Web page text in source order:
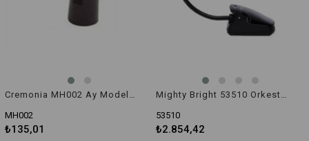
Cremonia MH002 Ay Model Mikrofon Tutucu
MH002
₺135,01
Mighty Bright 53510 Orkestra Nota Standı Işığı
53510
₺2.854,42